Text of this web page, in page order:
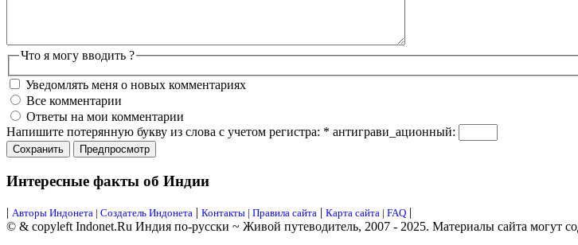
Что я могу вводить ?
Уведомлять меня о новых комментариях
Все комментарии
Ответы на мои комментарии
Напишите потерянную букву из слова с учетом регистра: * антиграви_ационный:
Интересные факты об Индии
| Авторы Индонета | Создатель Индонета | Контакты | Правила сайта | Карта сайта | FAQ |
© & copyleft Indonet.Ru Индия по-русски ~ Живой путеводитель, 2007 - 2025. Материалы сайта могут